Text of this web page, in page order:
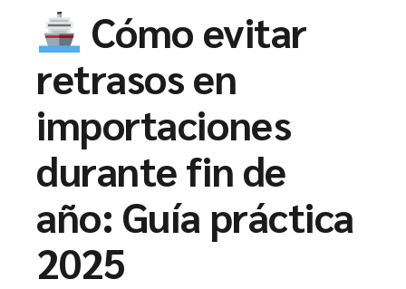
Cómo evitar
retrasos en
importaciones
durante fin de
año: Guía práctica
2025